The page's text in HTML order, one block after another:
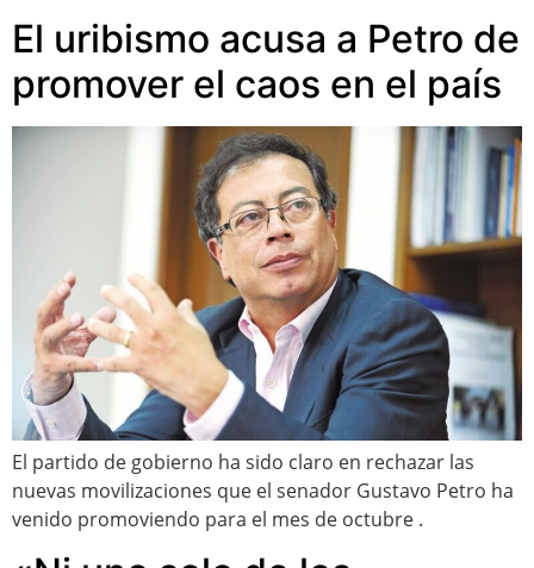
El uribismo acusa a Petro de
promover el caos en el país
El partido de gobierno ha sido claro en rechazar las
nuevas movilizaciones que el senador Gustavo Petro ha
venido promoviendo para el mes de octubre .